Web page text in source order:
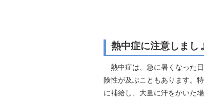
熱中症に注意しまし
熱中症は、急に暑くなった
険性が及ぶこともあります。
に補給し、大量に汗をかいた